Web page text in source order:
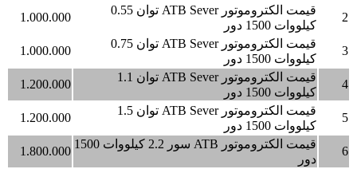
2
قیمت الکتروموتور ATB Sever توان 0.55
کیلووات 1500 دور
1.000.000
3
قیمت الکتروموتور ATB Sever توان 0.75
کیلووات 1500 دور
1.000.000
4
قیمت الکتروموتور ATB Sever توان 1.1
کیلووات 1500 دور
1.200.000
5
قیمت الکتروموتور ATB Sever توان 1.5
کیلووات 1500 دور
1.200.000
6
قیمت الکتروموتور ATB سور 2.2 کیلووات 1500
دور
1.800.000